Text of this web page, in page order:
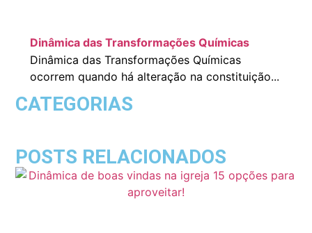
Dinâmica das Transformações Químicas
Dinâmica das Transformações Químicas
ocorrem quando há alteração na constituição...
CATEGORIAS
POSTS RELACIONADOS